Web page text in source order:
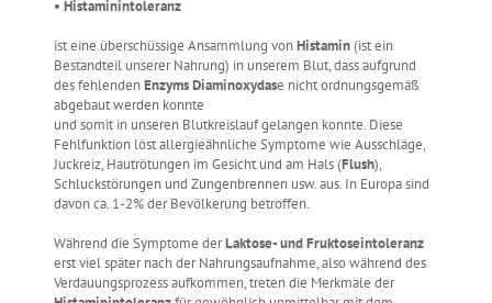
• Histaminintoleranz
ist eine überschüssige Ansammlung vonHistamin(ist ein
Bestandteil unserer Nahrung) in unserem Blut, dass aufgrund
des fehlendenEnzyms Diaminoxydase nicht ordnungsgemäß
abgebaut werden konnte
und somit in unseren Blutkreislauf gelangen konnte. Diese
Fehlfunktion löst allergieähnliche Symptome wie Ausschläge,
Juckreiz, Hautrötungen im Gesicht und am Hals (Flush),
Schluckstörungen und Zungenbrennen usw. aus. In Europa sind
davon ca. 1-2% der Bevölkerung betroffen.
Während die Symptome derLaktose- und Fruktoseintoleranz
erst viel später nach der Nahrungsaufnahme, also während des
Verdauungsprozess aufkommen, treten die Merkmale der